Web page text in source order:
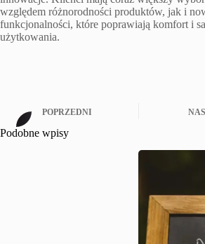
względem różnorodności produktów, jak i
funkcjonalności, które poprawiają komfort i
użytkowania.
POPRZEDNI
Podobne wpisy